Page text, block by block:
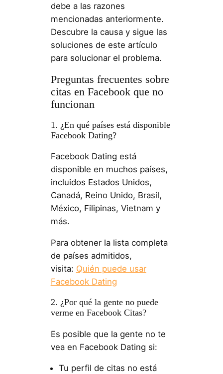
debe a las razones
mencionadas anteriormente.
Descubre la causa y sigue las
soluciones de este artículo
para solucionar el problema.
Preguntas frecuentes sobre
citas en Facebook que no
funcionan
1. ¿En qué países está disponible
Facebook Dating?
Facebook Dating está
disponible en muchos países,
incluidos Estados Unidos,
Canadá, Reino Unido, Brasil,
México, Filipinas, Vietnam y
más.
Para obtener la lista completa
de países admitidos,
visita: Quién puede usar
Facebook Dating
2. ¿Por qué la gente no puede
verme en Facebook Citas?
Es posible que la gente no te
vea en Facebook Dating si:
Tu perfil de citas no está